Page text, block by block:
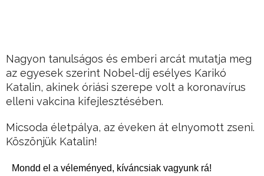
Nagyon tanulságos és emberi arcát mutatja meg
az egyesek szerint Nobel-díj esélyes Karikó
Katalin, akinek óriási szerepe volt a koronavírus
elleni vakcina kifejlesztésében.
Micsoda életpálya, az éveken át elnyomott zseni.
Köszönjük Katalin!
Mondd el a véleményed, kíváncsiak vagyunk rá!